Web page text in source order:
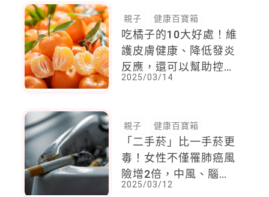
親子 健康百寶箱
吃橘子的10大好處！維
護皮膚健康、降低發炎
反應，還可以幫助控制
體重
2025/03/14
親子 健康百寶箱
「二手菸」比一手菸更
毒！女性不僅罹肺癌風
險增2倍，中風、腦出
血機率也翻倍
2025/03/12